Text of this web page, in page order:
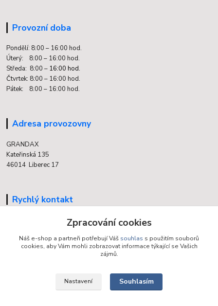
Provozní doba
Pondělí: 8:00 – 16:00 hod.
Úterý: 8:00 – 16:00 hod.
Středa: 8:00 – 16:00 hod.
Čtvrtek: 8:00 – 16:00 hod.
Pátek: 8:00 – 16:00 hod.
Adresa provozovny
GRANDAX
Kateřinská 135
46014 Liberec 17
Rychlý kontakt
info@grandax.cz
Zpracování cookies
Náš e-shop a partneři potřebují Váš souhlas s použitím souborů
cookies, aby Vám mohli zobrazovat informace týkající se Vašich
zájmů.
Nastavení Souhlasím